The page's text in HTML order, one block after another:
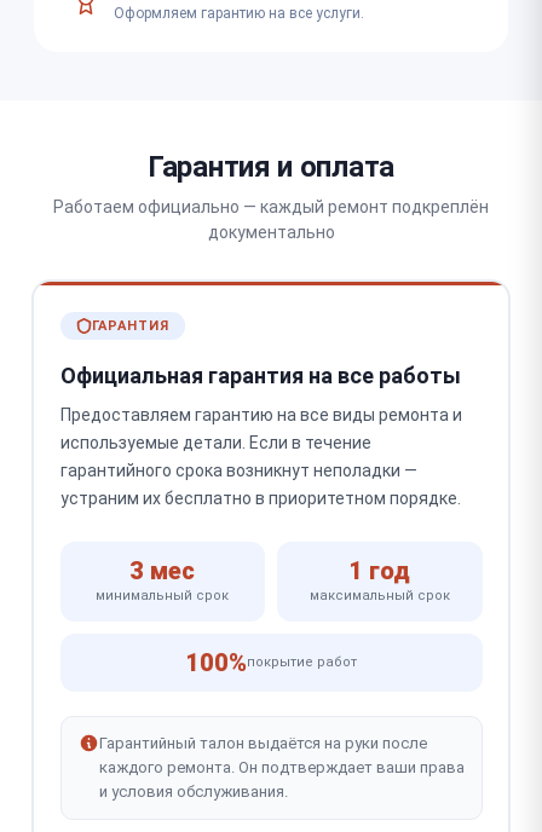
Оформляем гарантию на все услуги.
Гарантия и оплата
Работаем официально — каждый ремонт подкреплён
документально
ГАРАНТИЯ
Официальная гарантия на все работы
Предоставляем гарантию на все виды ремонта и
используемые детали. Если в течение
гарантийного срока возникнут неполадки —
устраним их бесплатно в приоритетном порядке.
3 мес
минимальный срок
1 год
максимальный срок
100%покрытие работ
Гарантийный талон выдаётся на руки после
каждого ремонта. Он подтверждает ваши права
и условия обслуживания.